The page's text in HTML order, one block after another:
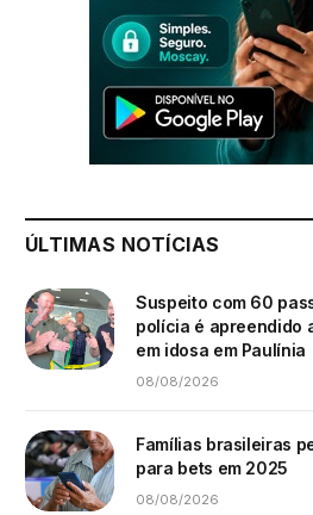
ÚLTIMAS NOTÍCIAS
Suspeito com 60
polícia é apreendido
em idosa em Paulínia
08/08/2026
Famílias brasileiras
para bets em 2025
08/08/2026